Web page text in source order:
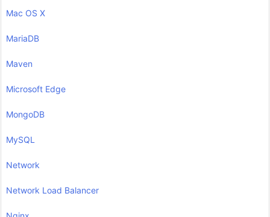
Mac OS X
MariaDB
Maven
Microsoft Edge
MongoDB
MySQL
Network
Network Load Balancer